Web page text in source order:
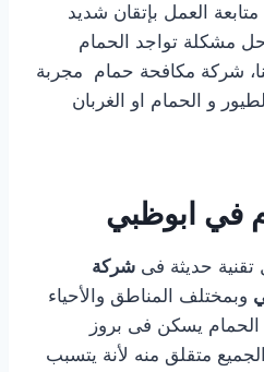
العمل بإتقان شديد
مشكلة تواجد الحمام
شركة مكافحة حمام مجربة
و الحمام او الغربان
في ابوظبي
حديثة فى شركة
وبمختلف المناطق والأحياء
الحمام يسكن فى بروز
متقلق منه لأنة يتسبب